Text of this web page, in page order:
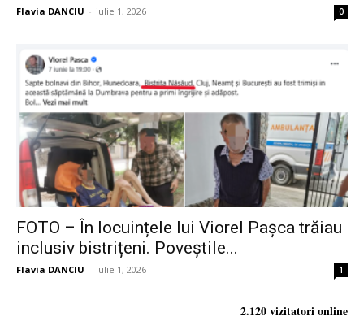
Flavia DANCIU - iulie 1, 2026 0
FOTO – În locuințele lui Viorel Pașca trăiau
inclusiv bistrițeni. Poveștile...
Flavia DANCIU - iulie 1, 2026 1
2.120 vizitatori online